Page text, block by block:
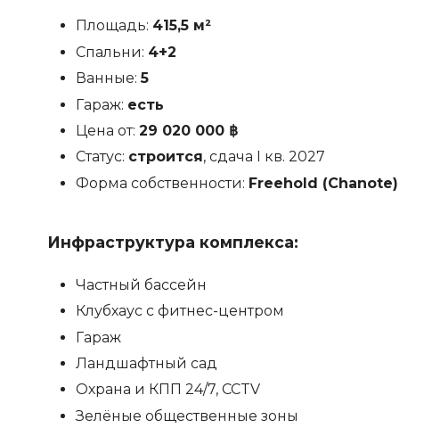
Площадь: 415,5 м²
Спальни: 4+2
Ванные: 5
Гараж: есть
Цена от: 29 020 000 ฿
Статус: строится, сдача I кв. 2027
Форма собственности: Freehold (Chanote)
Инфраструктура комплекса:
Частный бассейн
Клубхаус с фитнес-центром
Гараж
Ландшафтный сад
Охрана и КПП 24/7, CCTV
Зелёные общественные зоны